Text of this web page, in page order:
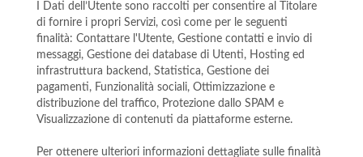
I Dati dell’Utente sono raccolti per consentire al Titolare
di fornire i propri Servizi, così come per le seguenti
finalità: Contattare l'Utente, Gestione contatti e invio di
messaggi, Gestione dei database di Utenti, Hosting ed
infrastruttura backend, Statistica, Gestione dei
pagamenti, Funzionalità sociali, Ottimizzazione e
distribuzione del traffico, Protezione dallo SPAM e
Visualizzazione di contenuti da piattaforme esterne.
Per ottenere ulteriori informazioni dettagliate sulle finalità